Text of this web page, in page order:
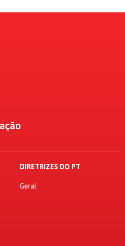
DIRETRIZES DO PT
Geral